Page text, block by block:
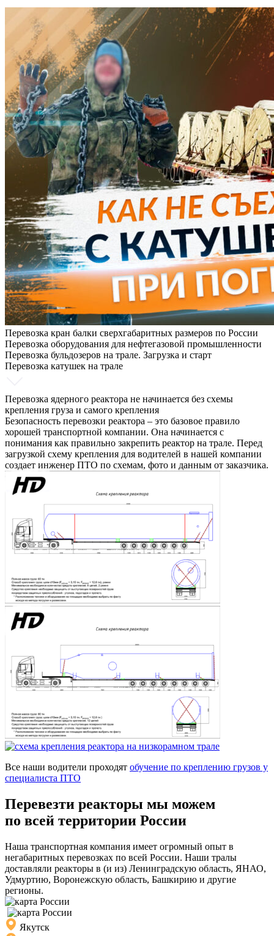
Перевозка кран балки сверхгабаритных размеров по России
Перевозка оборудования для нефтегазовой промышленности
Перевозка бульдозеров на трале. Загрузка и старт
Перевозка катушек на трале
Перевозка ядерного реактора не начинается без схемы
крепления груза и самого крепления
Безопасность перевозки реактора – это базовое правило
хорошей транспортной компании. Она начинается с
понимания как правильно закрепить реактор на трале. Перед
загрузкой схему крепления для водителей в нашей компании
создает инженер ПТО по схемам, фото и данным от заказчика.
Все наши водители проходят обучение по креплению грузов у
специалиста ПТО
Перевезти реакторы мы можем
по всей территории России
Наша транспортная компания имеет огромный опыт в
негабаритных перевозках по всей России. Наши тралы
доставляли реакторы в (и из) Ленинградскую область, ЯНАО,
Удмуртию, Воронежскую область, Башкирию и другие
регионы.
Якутск